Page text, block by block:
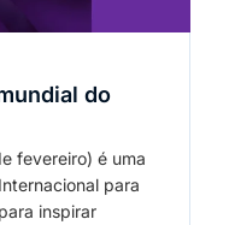
do
fevereiro) é uma
para
inspirar